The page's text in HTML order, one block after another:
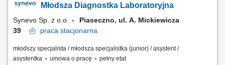
nowoczesnymi systemami i urządzeniami analitycznymi.
Młodsza Diagnostka Laboratoryjna
Synevo Sp. z o.o.
Piaseczno, ul. A. Mickiewicza
39
praca stacjonarna
młodszy specjalista / młodsza specjalistka (junior) / asystent /
asystentka
umowa o pracę pełny etat